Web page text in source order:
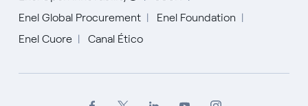
Enel Global Procurement
Enel Foundation
Enel Cuore
Canal Ético